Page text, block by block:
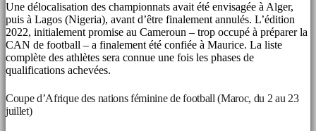
Une délocalisation des championnats avait été envisagée à Alger,
puis à Lagos (Nigeria), avant d’être finalement annulés. L’édition
2022, initialement promise au Cameroun – trop occupé à préparer la
CAN de football – a finalement été confiée à Maurice. La liste
complète des athlètes sera connue une fois les phases de
qualifications achevées.
Coupe d’Afrique des nations féminine de football (Maroc, du 2 au 23
juillet)